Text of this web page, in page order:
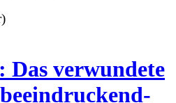
verwundete